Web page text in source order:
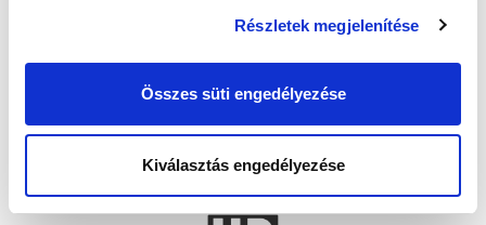
Részletek megjelenítése
Összes süti engedélyezése
Kiválasztás engedélyezése